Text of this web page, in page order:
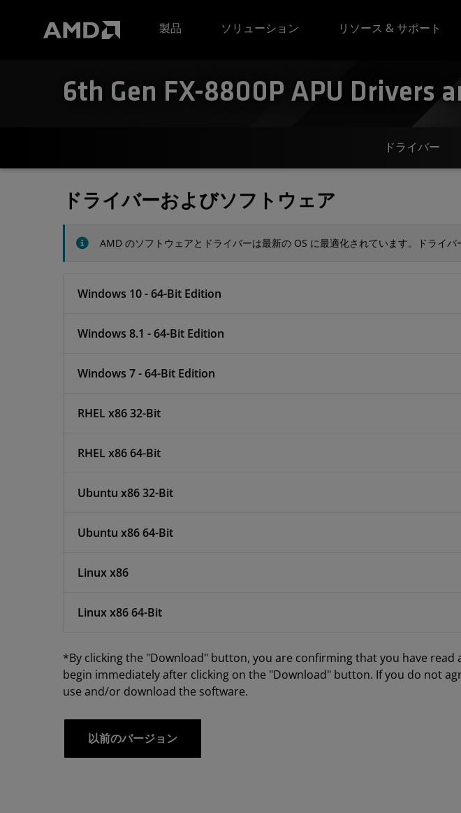
製品
ソリューション リソース & サポート
6th Gen FX-8800P APU Drivers
ドライバー
ドライバーおよびソフトウェア
AMD のソフトウェアとドライバーは最新の OS に最適化されています。ドライ
Windows 10 - 64-Bit Edition
Windows 8.1 - 64-Bit Edition
Windows 7 - 64-Bit Edition
RHEL x86 32-Bit
RHEL x86 64-Bit
Ubuntu x86 32-Bit
Ubuntu x86 64-Bit
Linux x86
Linux x86 64-Bit
*By clicking the "Download" button, you are confirming that you have read
begin immediately after clicking on the "Download" button. If you do not
use and/or download the software.
以前のバージョン